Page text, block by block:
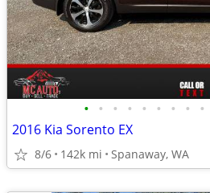
• • • • • • • • •
2016 Kia Sorento EX
8/6 142k mi Spanaway, WA